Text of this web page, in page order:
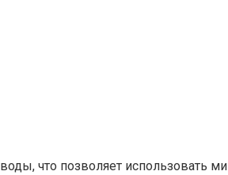
что позволяет использовать